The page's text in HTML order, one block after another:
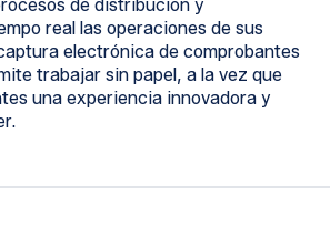
de distribución y
real las operaciones de sus
electrónica de comprobantes
trabajar sin papel, a la vez que
una experiencia innovadora y